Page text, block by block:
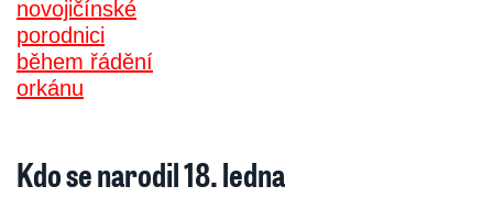
Kdo se narodil 18. ledna